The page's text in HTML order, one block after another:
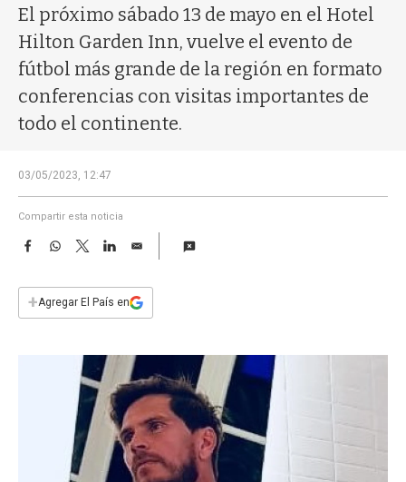
El próximo sábado 13 de mayo en el Hotel
Hilton Garden Inn, vuelve el evento de
fútbol más grande de la región en formato
conferencias con visitas importantes de
todo el continente.
03/05/2023, 12:47
Compartir esta noticia
F
e
b
W
s
T
w
t
L
E
i
l
+Agregar El País en